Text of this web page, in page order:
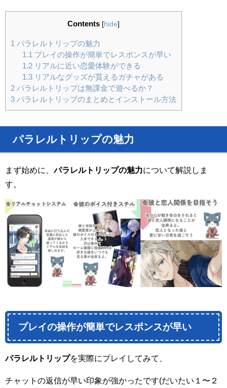
Contents [hide]
1 パラレルトリップの魅力
1.1 プレイの操作が簡単でレスポンスが早い
1.2リアルに近い恋愛体験ができる
1.3リアルなグッズが貰えるガチャがある
2 パラレルトリップは無課金で遊べるか？
3 パラレルトリップのまとめとインストール方法
パラレルトリップの魅力
まず始めに、 パラレルトリップの魅力について解説しま
す。
プレイの操作が簡単でレスポンスが早い
パラレルトリップを実際にプレイしてみて、
チャットの返信が早い印象が強かったです(だいたい１〜２